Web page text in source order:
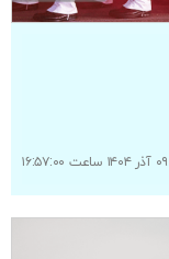
۰۹ آذر ۱۴۰۴ ساعت ۱۶:۵۷:۰۰